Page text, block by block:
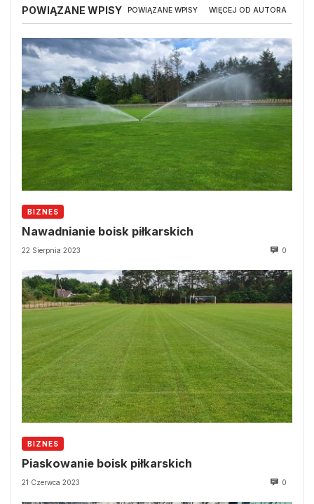
POWIĄZANE WPISY POWIĄZANE WPISY WIĘCEJ OD AUTORA
BIZNES
Nawadnianie boisk piłkarskich
22 Sierpnia 2023 0
BIZNES
Piaskowanie boisk piłkarskich
21 Czerwca 2023 0